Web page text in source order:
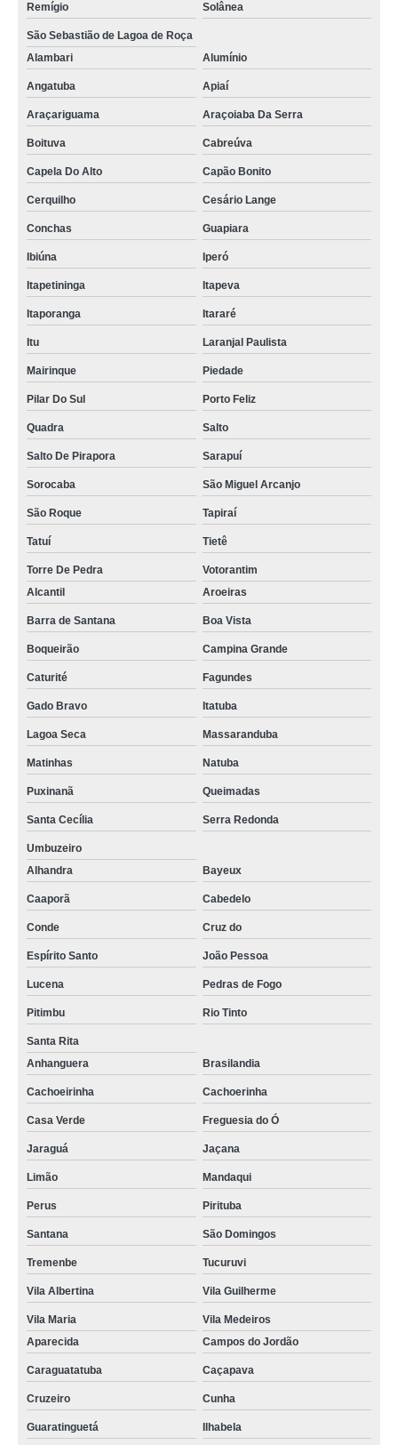
Remígio Solânea
São Sebastião de Lagoa de Roça
Alambari
Alumínio
Angatuba Apiaí
Araçariguama Araçoiaba Da Serra
Boituva Cabreúva
Capela Do Alto Capão Bonito
Cerquilho Cesário Lange
Conchas Guapiara
Ibiúna Iperó
Itapetininga Itapeva
Itaporanga Itararé
Itu Laranjal Paulista
Mairinque Piedade
Pilar Do Sul Porto Feliz
Quadra Salto
Salto De Pirapora Sarapuí
Sorocaba São Miguel Arcanjo
São Roque Tapiraí
Tatuí Tietê
Torre De Pedra
Votorantim
Alcantil
Aroeiras
Barra de Santana Boa Vista
Boqueirão Campina Grande
Caturité Fagundes
Gado Bravo Itatuba
Lagoa Seca Massaranduba
Matinhas Natuba
Puxinanã Queimadas
Santa Cecília Serra Redonda
Umbuzeiro
Alhandra
Bayeux
Caaporã Cabedelo
Conde Cruz do
Espírito Santo João Pessoa
Lucena Pedras de Fogo
Pitimbu Rio Tinto
Santa Rita
Anhanguera
Brasilandia
Cachoeirinha Cachoerinha
Casa Verde Freguesia do Ó
Jaraguá Jaçana
Limão Mandaqui
Perus Pirituba
Santana São Domingos
Tremenbe Tucuruvi
Vila Albertina Vila Guilherme
Vila Maria
Vila Medeiros
Aparecida
Campos do Jordão
Caraguatatuba Caçapava
Cruzeiro Cunha
Guaratinguetá Ilhabela